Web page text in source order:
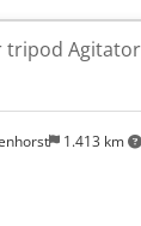
x 215 cm
1.413 km
tripod Agitator